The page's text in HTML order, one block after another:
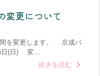
変更について
間を変更します。 京成バ
日(日) 変…
続きを読む